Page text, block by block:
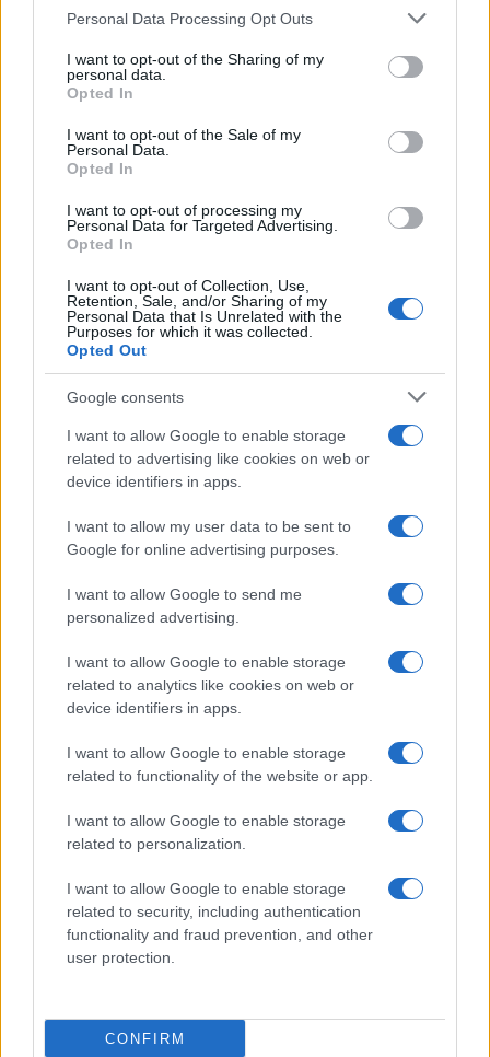
Please note that this website/app uses one or more Google
not limited to your visit or usage behaviour. You may click to
grant or deny consent to Google and its third-party tags to
use your data for below specified purposes in below Google
consent section.
Personal Data Processing Opt Outs
I want to opt-out of the Sharing of my
personal data.
Opted In
I want to opt-out of the Sale of my
Personal Data.
Opted In
I want to opt-out of processing my
Personal Data for Targeted Advertising.
Opted In
I want to opt-out of Collection, Use,
Retention, Sale, and/or Sharing of my
Personal Data that Is Unrelated with the
Purposes for which it was collected.
Opted Out
Google consents
I want to allow Google to enable storage
related to advertising like cookies on web or
device identifiers in apps.
I want to allow my user data to be sent to
Google for online advertising purposes.
I want to allow Google to send me
personalized advertising.
I want to allow Google to enable storage
related to analytics like cookies on web or
device identifiers in apps.
I want to allow Google to enable storage
related to functionality of the website or app.
I want to allow Google to enable storage
related to personalization.
I want to allow Google to enable storage
related to security, including authentication
functionality and fraud prevention, and other
user protection.
CONFIRM
Continue lendo
NÃO CLASSIFICADO
Petróleo Brent cai 8.3% e arrasta commodities em agosto de
Rafael Oliveira · 6 ago 2026
Rafael Oliveira · 4 ago 2026
NÃO CLASSIFICADO